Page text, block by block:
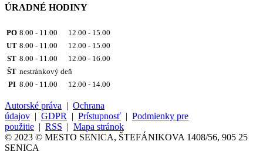
ÚRADNÉ HODINY
PO 8.00 - 11.00 12.00 - 15.00
UT 8.00 - 11.00 12.00 - 15.00
ST 8.00 - 11.00 12.00 - 16.00
ŠT nestránkový deň
PI 8.00 - 11.00 12.00 - 14.00
Autorské práva | Ochrana
údajov | GDPR | Prístupnosť | Podmienky pre
použitie | RSS | Mapa stránok
© 2023 © MESTO SENICA, ŠTEFÁNIKOVA 1408/56, 905 25
SENICA